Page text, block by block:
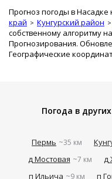
Прогноз погоды в
край
Кунгурский район
собственному алгоритму
Прогнозирования.
Географические
Погода в
Пермь ~35 км
д Мостовая ~7 км д
п Ильича ~9 км п